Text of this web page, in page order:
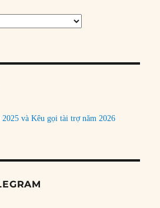
2025 và Kêu gọi tài trợ năm 2026